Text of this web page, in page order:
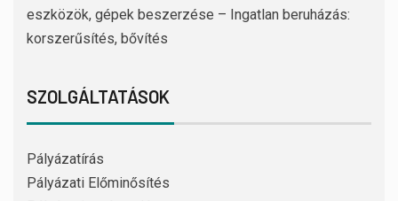
eszközök, gépek beszerzése – Ingatlan beruházás:
korszerűsítés, bővítés
SZOLGÁLTATÁSOK
Pályázatírás
Pályázati Előminősítés